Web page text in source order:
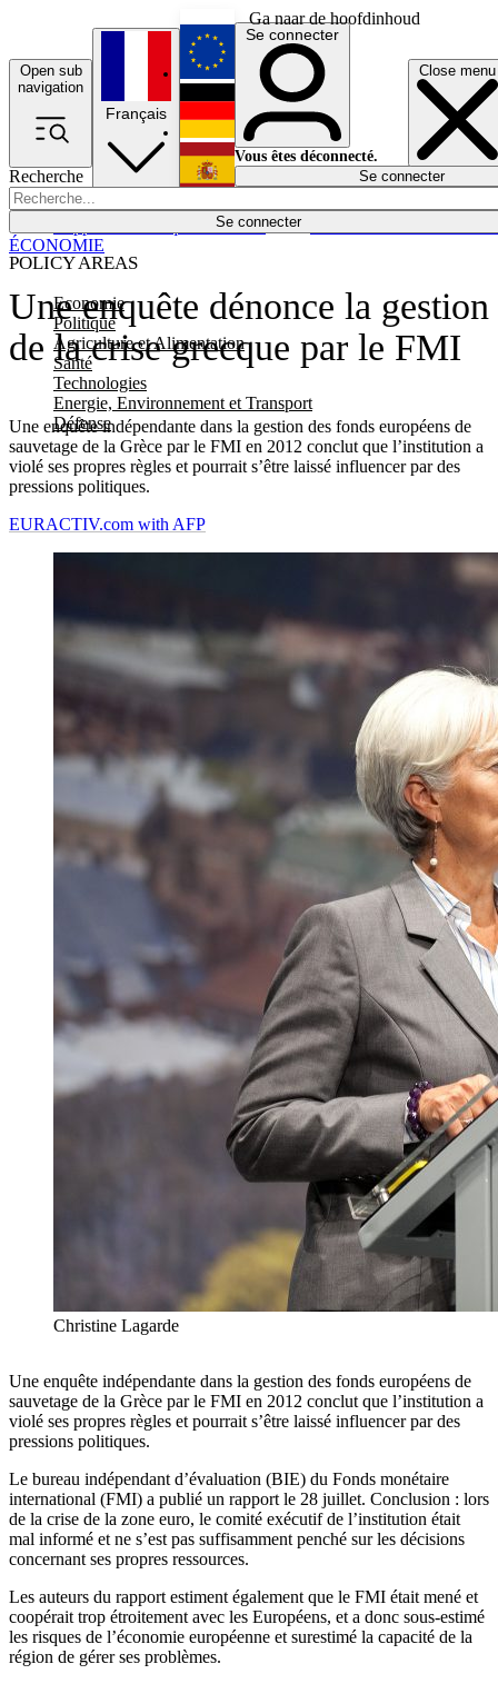
Ga naar de hoofdinhoud
Open sub
navigation
Close menu
Recherche
Se connecter
POLICY AREAS
Economie
Politique
Agriculture et Alimentation
Santé
Technologies
Energie, Environnement et Transport
Défense
Économie
Français
English
Deutsch
Español
Se connecter
Vous êtes déconnecté.
Se connecter
Une enquête dénonce la gestion
de la crise grecque par le FMI
Une enquête indépendante dans la gestion des fonds européens de
sauvetage de la Grèce par le FMI en 2012 conclut que l’institution a
violé ses propres règles et pourrait s’être laissé influencer par des
pressions politiques.
ÉCONOMIE
EURACTIV.com with AFP
Christine Lagarde
Une enquête indépendante dans la gestion des fonds européens de
sauvetage de la Grèce par le FMI en 2012 conclut que l’institution a
violé ses propres règles et pourrait s’être laissé influencer par des
pressions politiques.
Le bureau indépendant d’évaluation (BIE) du Fonds monétaire
international (FMI) a publié un rapport le 28 juillet. Conclusion : lors
de la crise de la zone euro, le comité exécutif de l’institution était
mal informé et ne s’est pas suffisamment penché sur les décisions
concernant ses propres ressources.
Les auteurs du rapport estiment également que le FMI était mené et
coopérait trop étroitement avec les Européens, et a donc sous-estimé
les risques de l’économie européenne et surestimé la capacité de la
région de gérer ses problèmes.